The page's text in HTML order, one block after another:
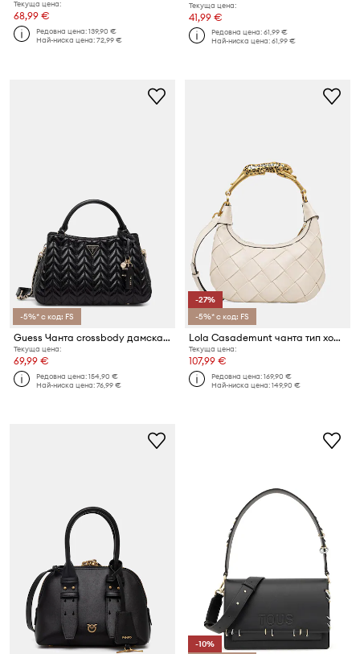
Текуща цена:
68,99 €
Редовна цена:139,90 €
Най-ниска цена:72,99 €
Текуща цена:
41,99 €
Редовна цена:61,99 €
Най-ниска цена:61,99 €
-5%* с код: FS
Guess Чанта crossbody дамска от имитация на кожа CHERYL
Текуща цена:
69,99 €
Редовна цена:154,90 €
Най-ниска цена:76,99 €
-27%
-5%* с код: FS
Lola Casademunt чанта тип хобо дамска
Текуща цена:
107,99 €
Редовна цена:169,90 €
Най-ниска цена:149,90 €
-10%